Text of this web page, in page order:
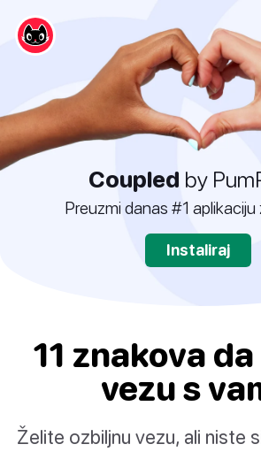
Coupled by
Preuzmi danas #1 aplikaciju
Instaliraj
11 znakova
vezu s
Želite ozbiljnu vezu, ali niste